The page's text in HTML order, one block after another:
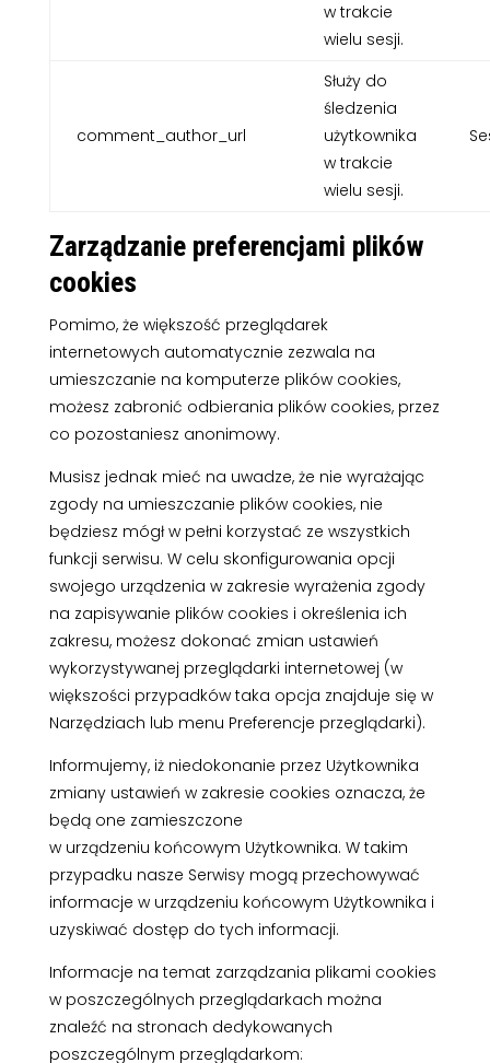
w trakcie
wielu sesji.
comment_author_url
Służy do
śledzenia
użytkownika
w trakcie
wielu sesji.
Zarządzanie preferencjami plików
cookies
Pomimo, że większość przeglądarek
internetowych automatycznie zezwala na
umieszczanie na komputerze plików cookies,
możesz zabronić odbierania plików cookies, przez
co pozostaniesz anonimowy.
Musisz jednak mieć na uwadze, że nie wyrażając
zgody na umieszczanie plików cookies, nie
będziesz mógł w pełni korzystać ze wszystkich
funkcji serwisu. W celu skonfigurowania opcji
swojego urządzenia w zakresie wyrażenia zgody
na zapisywanie plików cookies i określenia ich
zakresu, możesz dokonać zmian ustawień
wykorzystywanej przeglądarki internetowej (w
większości przypadków taka opcja znajduje się w
Narzędziach lub menu Preferencje przeglądarki).
Informujemy, iż niedokonanie przez Użytkownika
zmiany ustawień w zakresie cookies oznacza, że
będą one zamieszczone
w urządzeniu końcowym Użytkownika. W takim
przypadku nasze Serwisy mogą przechowywać
informacje w urządzeniu końcowym Użytkownika i
uzyskiwać dostęp do tych informacji.
Informacje na temat zarządzania plikami cookies
w poszczególnych przeglądarkach można
znaleźć na stronach dedykowanych
poszczególnym przeglądarkom: